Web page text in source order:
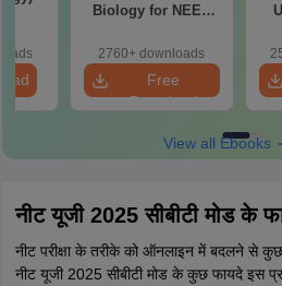
Biology for NEET
Easy Reference)
2760+ downloads
Free
Download
View all Ebooks
नीट यूजी 2025 सीबीटी मोड के
नीट परीक्षा के तरीके को ऑनलाइन में बदलने से
नीट यूजी 2025 सीबीटी मोड के कुछ फायदे इस